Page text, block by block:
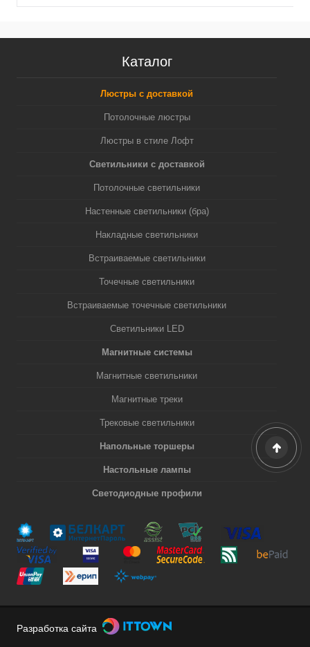
Каталог
Люстры с доставкой
Потолочные люстры
Люстры в стиле Лофт
Светильники с доставкой
Потолочные светильники
Настенные светильники (бра)
Накладные светильники
Встраиваемые светильники
Точечные светильники
Встраиваемые точечные светильники
Светильники LED
Магнитные системы
Магнитные светильники
Магнитные треки
Трековые светильники
Напольные торшеры
Настольные лампы
Светодиодные профили
Разработка сайта